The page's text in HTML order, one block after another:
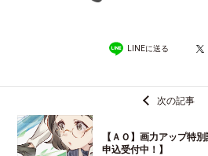
LINEに送る
次の記事
【ＡＯ】画力アップ特
申込受付中！】